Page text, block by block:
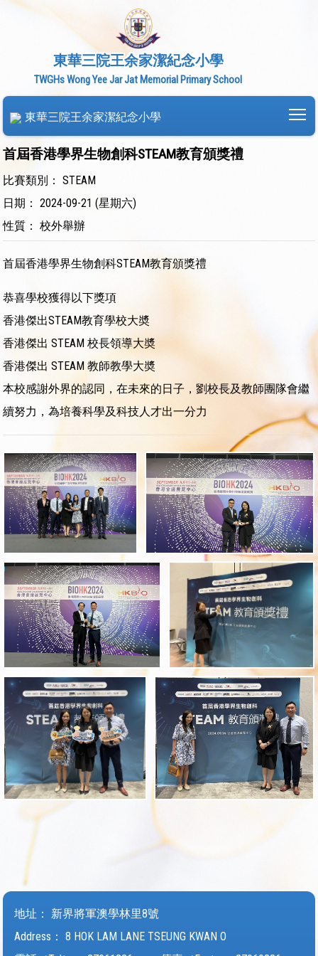
東華三院王余家潔紀念小學
TWGHs Wong Yee Jar Jat Memorial Primary School
東華三院王余家潔紀念小學
首屆香港學界生物創科STEAM教育頒獎禮
比賽類別： STEAM
日期： 2024-09-21 (星期六)
性質： 校外舉辦
首屆香港學界生物創科STEAM教育頒獎禮
恭喜學校獲得以下獎項
香港傑出STEAM教育學校大奬
香港傑出 STEAM 校長領導大奬
香港傑出 STEAM 教師教學大奬
本校感謝外界的認同，在未來的日子，劉校長及教師團隊會繼
續努力，為培養科學及科技人才出一分力
地址：
新界將軍澳學林里8號
Address：
8 HOK LAM LANE TSEUNG KWAN O